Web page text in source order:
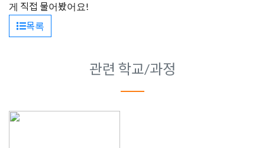
게 직접 물어봤어요!
목록
관련 학교/과정